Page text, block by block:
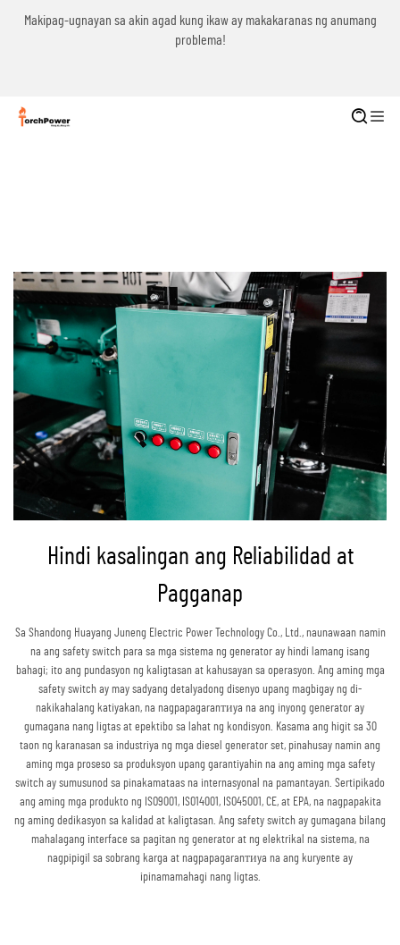
Makipag-ugnayan sa akin agad kung ikaw ay makakaranas ng anumang
problema!
Hindi kasalingan ang Reliabilidad at
Pagganap
Sa Shandong Huayang Juneng Electric Power Technology Co., Ltd., naunawaan namin
na ang safety switch para sa mga sistema ng generator ay hindi lamang isang
bahagi; ito ang pundasyon ng kaligtasan at kahusayan sa operasyon. Ang aming mga
safety switch ay may sadyang detalyadong disenyo upang magbigay ng di-
nakikahalang katiyakan, na nagpapagaranтиya na ang inyong generator ay
gumagana nang ligtas at epektibo sa lahat ng kondisyon. Kasama ang higit sa 30
taon ng karanasan sa industriya ng mga diesel generator set, pinahusay namin ang
aming mga proseso sa produksyon upang garantiyahin na ang aming mga safety
switch ay sumusunod sa pinakamataas na internasyonal na pamantayan. Sertipikado
ang aming mga produkto ng ISO9001, ISO14001, ISO45001, CE, at EPA, na nagpapakita
ng aming dedikasyon sa kalidad at kaligtasan. Ang safety switch ay gumagana bilang
mahalagang interface sa pagitan ng generator at ng elektrikal na sistema, na
nagpipigil sa sobrang karga at nagpapagaranтиya na ang kuryente ay
ipinamamahagi nang ligtas.